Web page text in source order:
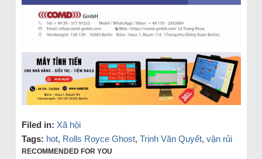
Filed in: Xã hội
Tags: hot, Rolls Royce Ghost, Trịnh Văn Quyết, vận rủi
RECOMMENDED FOR YOU